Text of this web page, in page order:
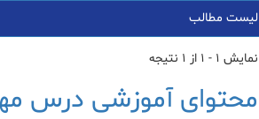
لیست مطالب
نمایش 1 - 1 از 1 نتیجه
محتوای آموزشی درس